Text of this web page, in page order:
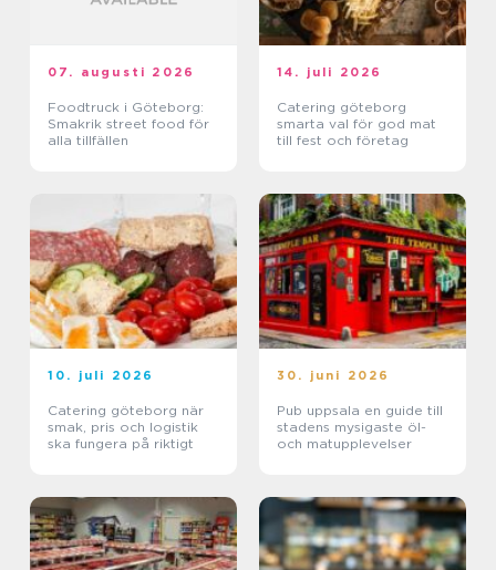
07. augusti 2026
Foodtruck i Göteborg:
Smakrik street food för
alla tillfällen
14. juli 2026
Catering göteborg
smarta val för god mat
till fest och företag
10. juli 2026
Catering göteborg när
smak, pris och logistik
ska fungera på riktigt
30. juni 2026
Pub uppsala en guide till
stadens mysigaste öl-
och matupplevelser